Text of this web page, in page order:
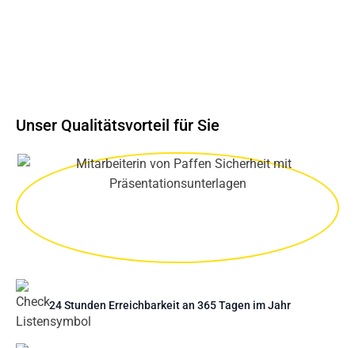
Unser Qualitätsvorteil für Sie
24 Stunden Erreichbarkeit an 365 Tagen im Jahr